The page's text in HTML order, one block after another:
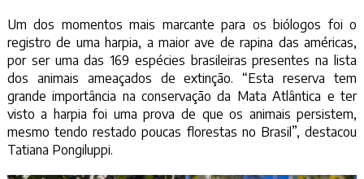
Um dos momentos mais marcante para os biólogos foi o
registro de uma harpia, a maior ave de rapina das américas,
por ser uma das 169 espécies brasileiras presentes na lista
dos animais ameaçados de extinção. “Esta reserva tem
grande importância na conservação da Mata Atlântica e ter
visto a harpia foi uma prova de que os animais persistem,
mesmo tendo restado poucas florestas no Brasil”, destacou
Tatiana Pongiluppi.